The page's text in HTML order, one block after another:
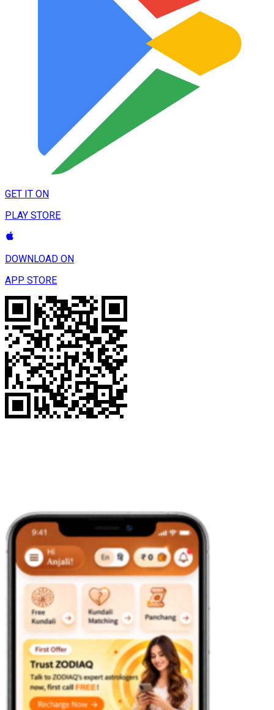
GET IT ON
PLAY STORE
DOWNLOAD ON
APP STORE